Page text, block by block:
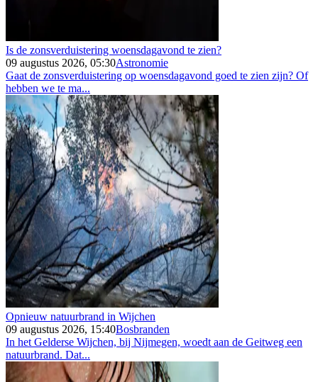
Is de zonsverduistering woensdagavond te zien?
09 augustus 2026, 05:30Astronomie
Gaat de zonsverduistering op woensdagavond goed te zien zijn? Of
hebben we te ma...
Opnieuw natuurbrand in Wijchen
09 augustus 2026, 15:40Bosbranden
In het Gelderse Wijchen, bij Nijmegen, woedt aan de Geitweg een
natuurbrand. Dat...